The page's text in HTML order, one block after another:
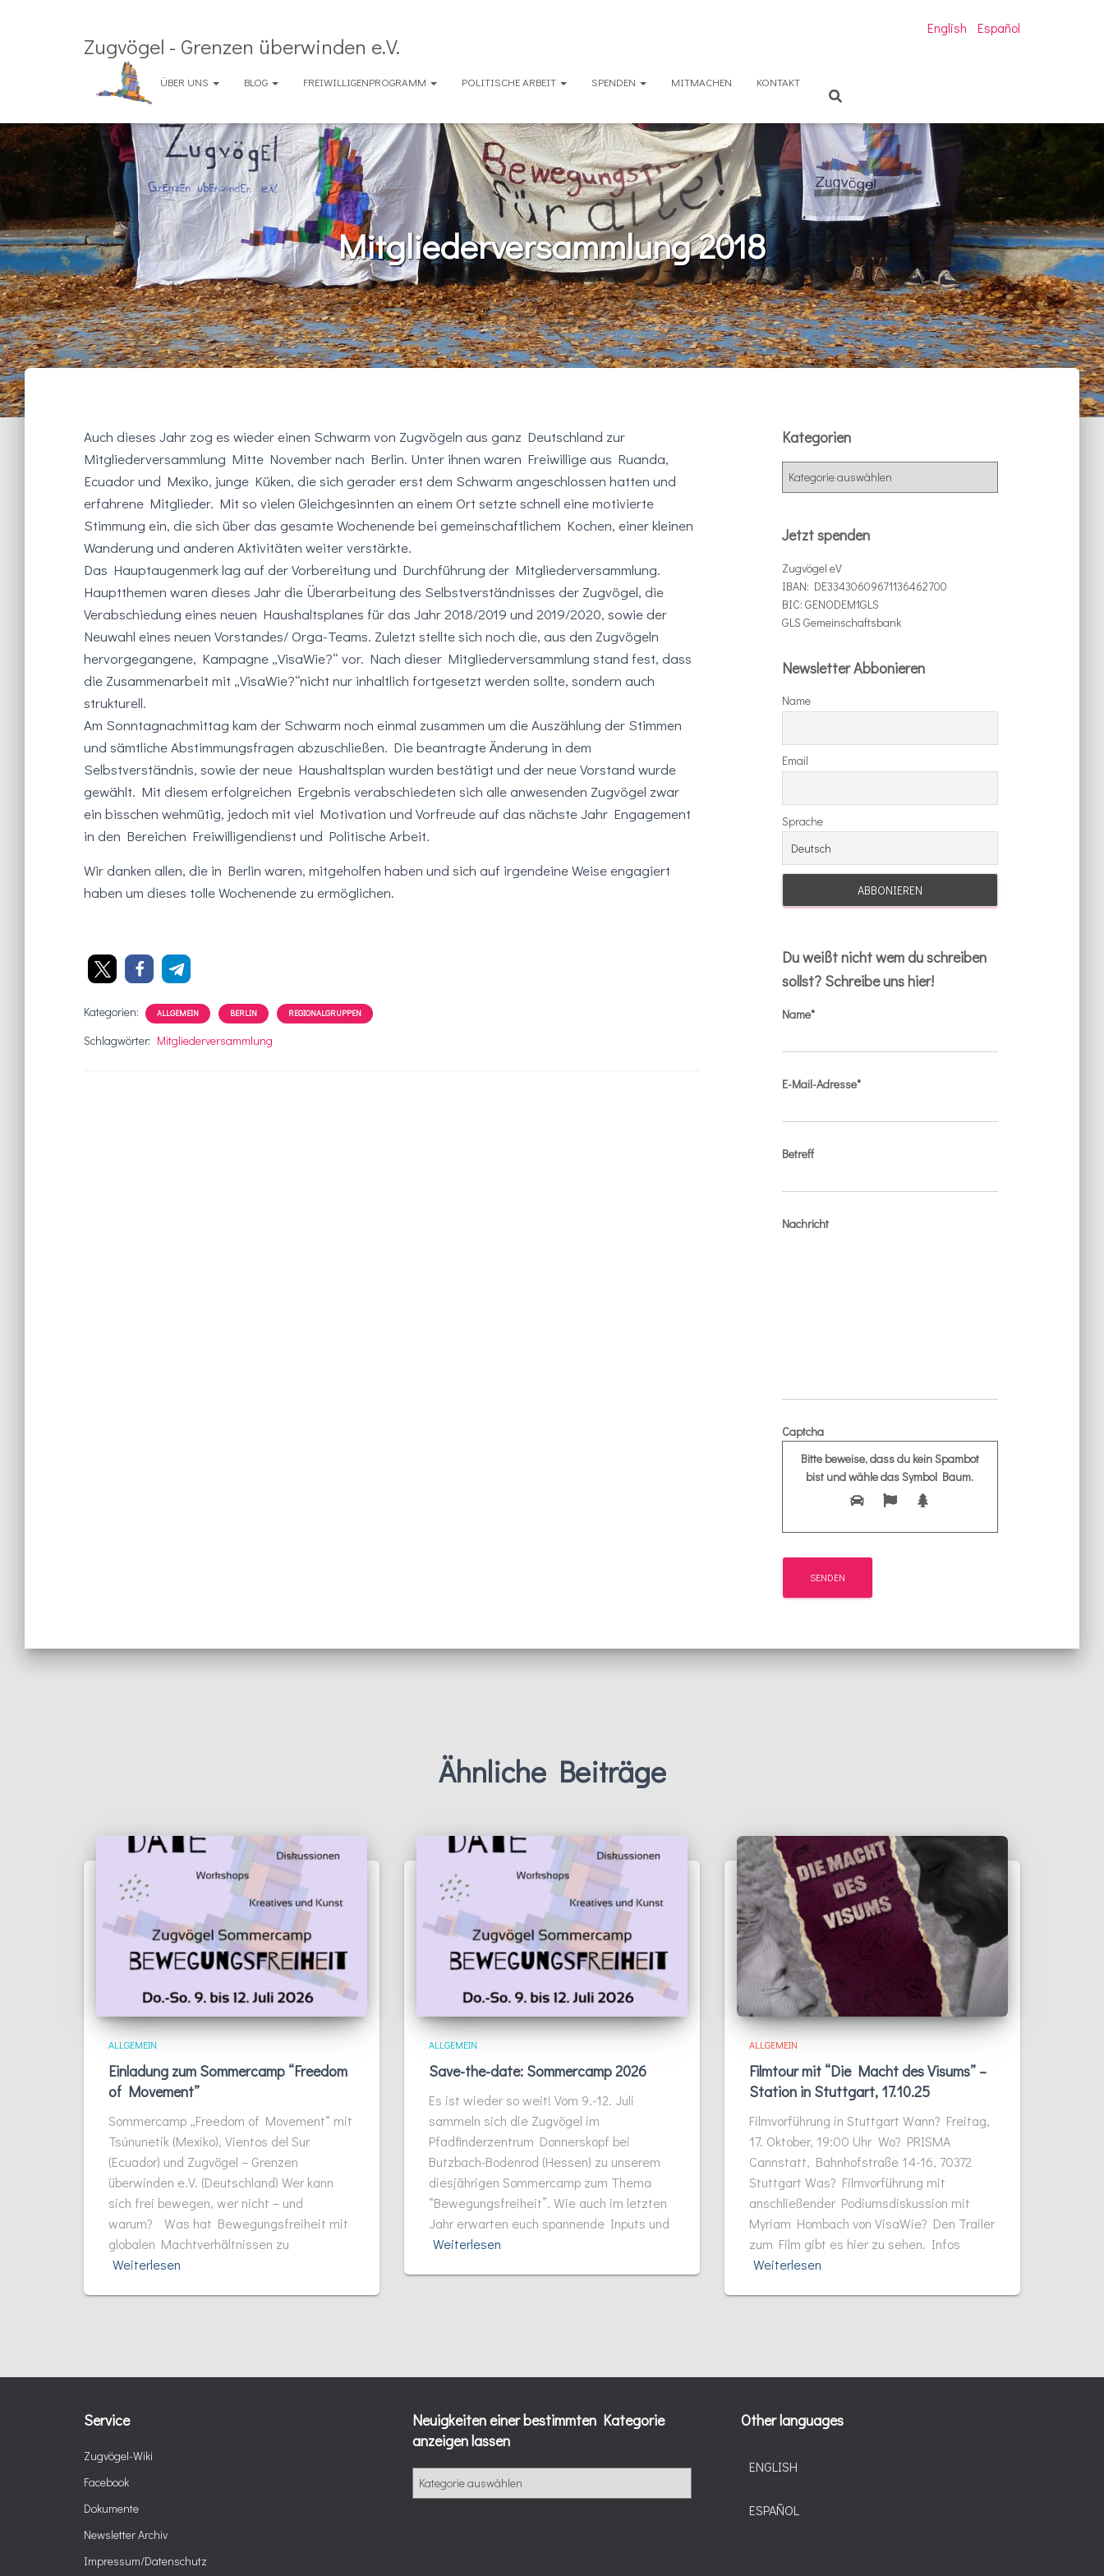
English Español
Zugvögel - Grenzen überwinden e.V.
ÜBER UNS BLOG FREIWILLIGENPROGRAMM POLITISCHE ARBEIT SPENDEN MITMACHEN KONTAKT
Mitgliederversammlung 2018
Auch dieses Jahr zog es wieder einen Schwarm von Zugvögeln aus ganz Deutschland zur
Mitgliederversammlung Mitte November nach Berlin. Unter ihnen waren Freiwillige aus Ruanda,
Ecuador und Mexiko, junge Küken, die sich gerader erst dem Schwarm angeschlossen hatten und
erfahrene Mitglieder. Mit so vielen Gleichgesinnten an einem Ort setzte schnell eine motivierte
Stimmung ein, die sich über das gesamte Wochenende bei gemeinschaftlichem Kochen, einer kleinen
Wanderung und anderen Aktivitäten weiter verstärkte.
Das Hauptaugenmerk lag auf der Vorbereitung und Durchführung der Mitgliederversammlung.
Hauptthemen waren dieses Jahr die Überarbeitung des Selbstverständnisses der Zugvögel, die
Verabschiedung eines neuen Haushaltsplanes für das Jahr 2018/2019 und 2019/2020, sowie der
Neuwahl eines neuen Vorstandes/ Orga-Teams. Zuletzt stellte sich noch die, aus den Zugvögeln
hervorgegangene, Kampagne „VisaWie?“ vor. Nach dieser Mitgliederversammlung stand fest, dass
die Zusammenarbeit mit „VisaWie?“nicht nur inhaltlich fortgesetzt werden sollte, sondern auch
strukturell.
Am Sonntagnachmittag kam der Schwarm noch einmal zusammen um die Auszählung der Stimmen
und sämtliche Abstimmungsfragen abzuschließen. Die beantragte Änderung in dem
Selbstverständnis, sowie der neue Haushaltsplan wurden bestätigt und der neue Vorstand wurde
gewählt. Mit diesem erfolgreichen Ergebnis verabschiedeten sich alle anwesenden Zugvögel zwar
ein bisschen wehmütig, jedoch mit viel Motivation und Vorfreude auf das nächste Jahr Engagement
in den Bereichen Freiwilligendienst und Politische Arbeit.
Wir danken allen, die in Berlin waren, mitgeholfen haben und sich auf irgendeine Weise engagiert
haben um dieses tolle Wochenende zu ermöglichen.
Kategorien: ALLGEMEIN BERLIN REGIONALGRUPPEN
Schlagwörter: Mitgliederversammlung
Kategorien
g
r
i
e
n
Jetzt spenden
Zugvögel eV
IBAN: DE33430609671136462700
BIC: GENODEM1GLS
GLS Gemeinschaftsbank
Newsletter Abbonieren
Name
Email
Sprache
Du weißt nicht wem du schreiben
sollst? Schreibe uns hier!
Name*
E-Mail-Adresse*
Betreff
Nachricht
Captcha
Bitte beweise, dass du kein Spambot
bist und wähle das Symbol Baum.
Ähnliche Beiträge
ALLGEMEIN
Einladung zum Sommercamp “Freedom
of Movement”
Sommercamp „Freedom of Movement“ mit
Tsúnunetik (Mexiko), Vientos del Sur
(Ecuador) und Zugvögel – Grenzen
überwinden e.V. (Deutschland) Wer kann
sich frei bewegen, wer nicht – und
warum? Was hat Bewegungsfreiheit mit
globalen Machtverhältnissen zu
Weiterlesen
ALLGEMEIN
Save-the-date: Sommercamp 2026
Es ist wieder so weit! Vom 9.-12. Juli
sammeln sich die Zugvögel im
Pfadfinderzentrum Donnerskopf bei
Butzbach-Bodenrod (Hessen) zu unserem
diesjährigen Sommercamp zum Thema
“Bewegungsfreiheit”. Wie auch im letzten
Jahr erwarten euch spannende Inputs und
Weiterlesen
ALLGEMEIN
Filmtour mit “Die Macht des Visums” –
Station in Stuttgart, 17.10.25
Filmvorführung in Stuttgart Wann? Freitag,
17. Oktober, 19:00 Uhr Wo? PRISMA
Cannstatt, Bahnhofstraße 14-16, 70372
Stuttgart Was? Filmvorführung mit
anschließender Podiumsdiskussion mit
Myriam Hombach von VisaWie? Den Trailer
zum Film gibt es hier zu sehen. Infos
Weiterlesen
Service
Zugvögel-Wiki
Facebook
Dokumente
Newsletter Archiv
Impressum/Datenschutz
Neuigkeiten einer bestimmten Kategorie
anzeigen lassen
Other languages
ENGLISH
ESPAÑOL